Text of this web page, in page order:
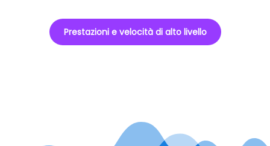
Prestazioni e velocità di alto livello